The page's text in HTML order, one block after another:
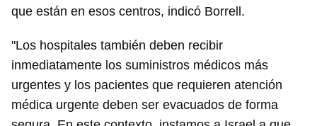
que están en esos centros, indicó Borrell.
"Los hospitales también deben recibir
inmediatamente los suministros médicos más
urgentes y los pacientes que requieren atención
médica urgente deben ser evacuados de forma